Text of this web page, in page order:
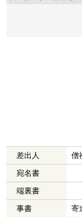
差出人
僧
宛名書
端裏書
事書
寄